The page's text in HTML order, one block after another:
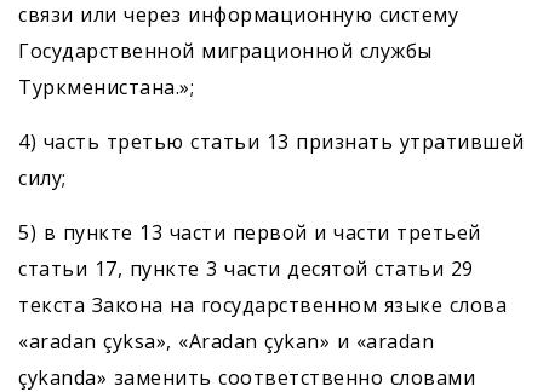
связи или через информационную систему
Государственной миграционной службы
Туркменистана.»;
4) часть третью статьи 13 признать утратившей
силу;
5) в пункте 13 части первой и части третьей
статьи 17, пункте 3 части десятой статьи 29
текста Закона на государственном языке слова
«aradan çyksa», «Aradan çykan» и «aradan
çykanda» заменить соответственно словами